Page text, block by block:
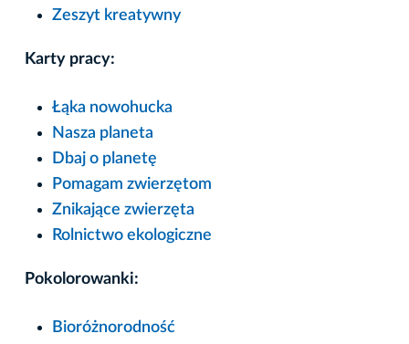
Zeszyt kreatywny
Karty pracy:
Łąka nowohucka
Nasza planeta
Dbaj o planetę
Pomagam zwierzętom
Znikające zwierzęta
Rolnictwo ekologiczne
Pokolorowanki:
Bioróżnorodność